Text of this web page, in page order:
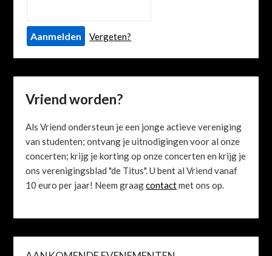
Vergeten?
Vriend worden?
Als Vriend ondersteun je een jonge actieve vereniging
van studenten; ontvang je uitnodigingen voor al onze
concerten; krijg je korting op onze concerten en krijg je
ons verenigingsblad "de Titus". U bent al Vriend vanaf
10 euro per jaar! Neem graagcontactmet ons op.